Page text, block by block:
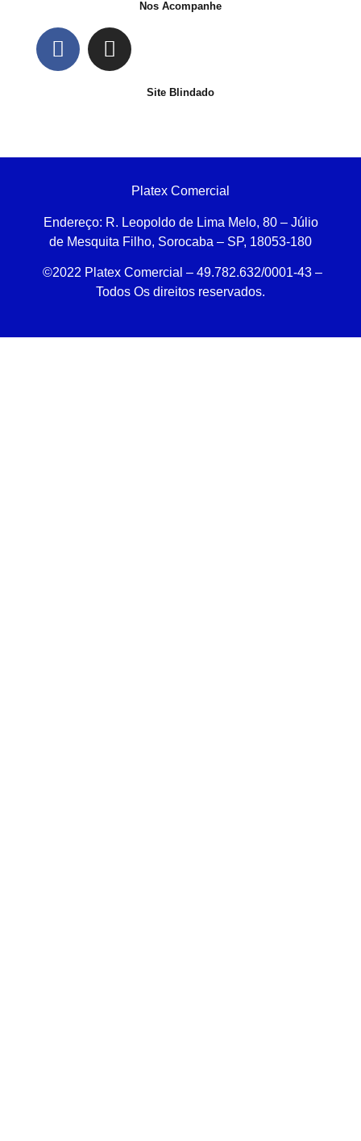
Nos Acompanhe
Site Blindado
Platex Comercial
Endereço: R. Leopoldo de Lima Melo, 80 – Júlio
de Mesquita Filho, Sorocaba – SP, 18053-180
©2022 Platex Comercial – 49.782.632/0001-43 –
Todos Os direitos reservados.